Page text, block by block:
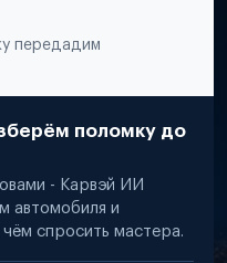
передадим
поломку до
- Карвэй ИИ
автомобиля и
спросить мастера.